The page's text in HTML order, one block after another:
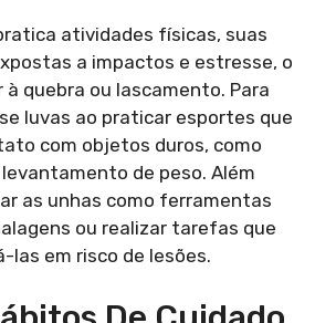
atividades físicas, suas
a impactos e estresse, o
à quebra ou lascamento. Para
luvas ao praticar esportes que
com objetos duros, como
de peso. Além
as unhas como ferramentas
ou realizar tarefas que
las em risco de lesões.